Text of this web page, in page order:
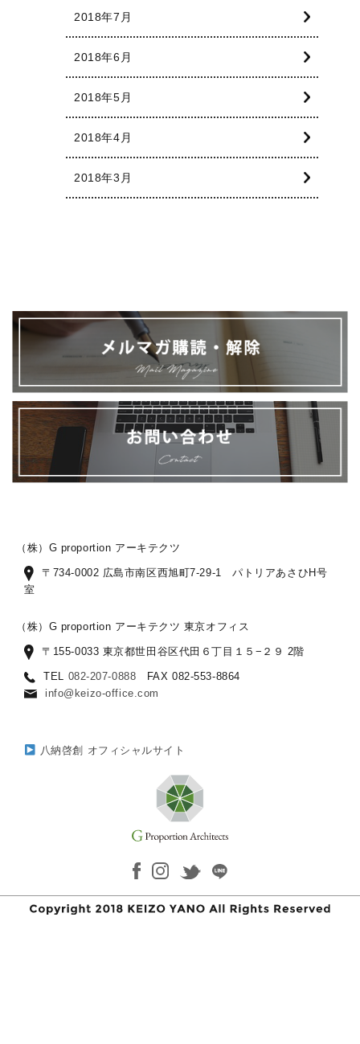
2018年7月
2018年6月
2018年5月
2018年4月
2018年3月
（株）G proportion アーキテクツ
〒734-0002 広島市南区西旭町7-29-1 パトリアあさひH号
室
（株）G proportion アーキテクツ 東京オフィス
〒155-0033 東京都世田谷区代田６丁目１５−２９ 2階
TEL 082-207-0888 FAX 082-553-8864
info@keizo-office.com
八納啓創 オフィシャルサイト